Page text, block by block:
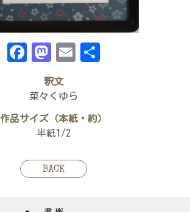
Facebook Mastodon Email
釈文
菜々くゆら
作品サイズ（本紙・約）
半紙1/2
BACK